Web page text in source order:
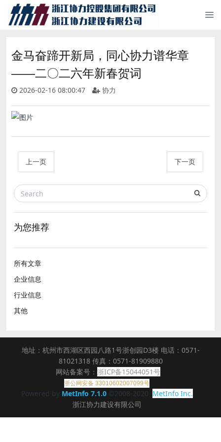
金马奋蹄开新局，同心协力谱华章
——二〇二六年新春贺词
2026-02-16 08:00:47 协力
上一页 下一页
为您推荐
所有文章
企业信息
行业信息
其他
地址：杭州市西湖区西园八路1号浙创园D3楼 电话：0571-
81021318 传真：0571-81909880
网站备案号： 浙ICP备15044051号
浙公网安备 33010602007099号
Powered by MetInfo 7.1.0©2008-2020 MetInfo Inc.
浙江协力建设有限公司